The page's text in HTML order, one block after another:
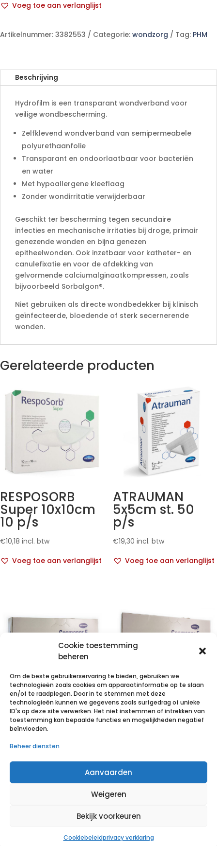
Cookie toestemming
beheren
Om de beste gebruikerservaring te bieden, gebruiken we
technologieën zoals cookies om apparaatinformatie op te slaan
en/of te raadplegen. Door in te stemmen met deze
technologieën kunnen we gegevens zoals surfgedrag of unieke
ID's op deze site verwerken. Het niet instemmen of intrekken van
toestemming kan bepaalde functies en mogelijkheden negatief
beïnvloeden.
Beheer diensten
Aanvaarden
Weigeren
Bekijk voorkeuren
Cookiebeleidprivacy verklaring
p/s Voeg toe aan verlanglijst
l
t
n
a
Artikelnummer: 3382553 Categorie: wondzorg Tag: PHM
Beschrijving
Hydrofilm is een transparant wondverband voor
veilige wondbescherming.
Zelfklevend wondverband van semipermeabele
polyurethaanfolie
Transparant en ondoorlaatbaar voor bacteriën
en water
Met hypoallergene kleeflaag
Zonder wondirritatie verwijderbaar
Geschikt ter bescherming tegen secundaire
infecties en mechanische irritaties bij droge, primair
genezende wonden en bijna genezen
epitheelwonden. Ook inzetbaar voor katheter- en
canulefixatie en voor de afdekking van
gelvormende calciumalginaatkompressen, zoals
bijvoorbeeld Sorbalgon®.
Niet gebruiken als directe wondbedekker bij klinisch
geïnfecteerde, bloedende of sterk secernerende
wonden.
Gerelateerde producten
RESPOSORB
Super 10x10cm
10 p/s
€10,18 incl. btw
Voeg toe aan verlanglijst
ATRAUMAN
5x5cm st. 50
p/s
€19,30 incl. btw
Voeg toe aan verlanglijst
COSMOPOR E
latexfree
15x6cm 25 p/s
Voeg toe aan verlanglijst
COSMOPOR E
latexfree
Voeg toe aan verlanglijst